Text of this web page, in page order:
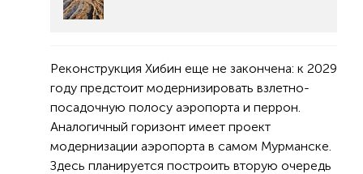
Реконструкция Хибин еще не закончена: к 2029
году предстоит модернизировать взлетно-
посадочную полосу аэропорта и перрон.
Аналогичный горизонт имеет проект
модернизации аэропорта в самом Мурманске.
Здесь планируется построить вторую очередь